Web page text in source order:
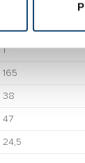
0080/06C
1”
165
38
47
24,5